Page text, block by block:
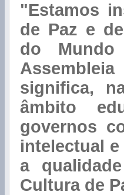
"Estamos
de Paz e
do Mundo
significa,
âmbito
governos
intelectual
a
Cultura de